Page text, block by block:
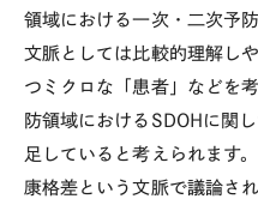
領域における一次・二次予
文脈としては比較的理解し
つミクロな「患者」などを
防領域における SDOH に関
足していると考えられます
康格差という文脈で議論さ